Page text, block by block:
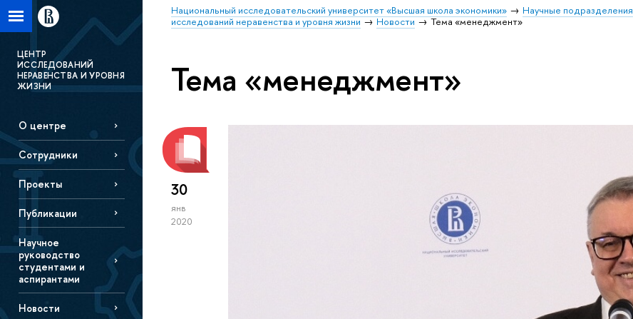
Национальный исследовательский университет «Высшая школа экономики» Научные подразделения
исследований неравенства и уровня жизни
Новости Тема «менеджмент»
ЦЕНТР
ИССЛЕДОВАНИЙ
НЕРАВЕНСТВА И УРОВНЯ
ЖИЗНИ
О центре
Сотрудники
Проекты
Публикации
Научное
руководство
студентами и
аспирантами
Новости
Тема «менеджмент»
30
янв
2020